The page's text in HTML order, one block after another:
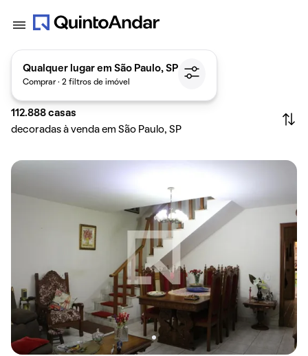
Qualquer lugar em São Paulo, SP
Comprar · 2 filtros de imóvel
112.888 casas
decoradas à venda em São Paulo, SP